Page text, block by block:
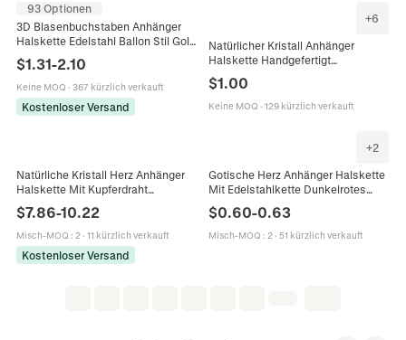
93 Optionen
3D Blasenbuchstaben Anhänger
Halskette Edelstahl Ballon Stil Gold
Damen Mädchen Frisch
$1.31-2.10
Keine MOQ · 367 kürzlich verkauft
Kostenloser Versand
+6
Natürlicher Kristall Anhänger
Halskette Handgefertigt
Drahtumwickelt Unregelmäßiger
Stein Amethyst Rosenquarz
Heilung Schmuck
$1.00
Keine MOQ · 129 kürzlich verkauft
Natürliche Kristall Herz Anhänger
Halskette Mit Kupferdraht
Umwickelt Amethyst Rosenquarz
Labradorit Retro Boho Für Damen
$7.86-10.22
Misch-MOQ : 2· 11 kürzlich verkauft
Kostenloser Versand
+2
Gotische Herz Anhänger Halskette
Mit Edelstahlkette Dunkelrotes
Herz Rose Design Für Punk Stil
Herren Damen Schmuck
$0.60-0.63
Misch-MOQ : 2· 51 kürzlich verkauft